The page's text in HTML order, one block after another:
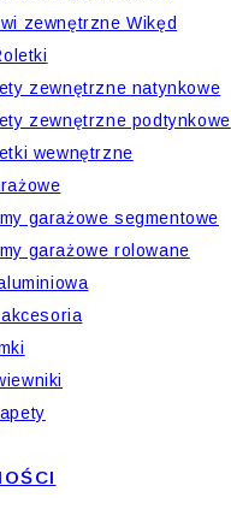
zewnętrzne Wikęd
zewnętrzne natynkowe
zewnętrzne podtynkowe
wewnętrzne
garażowe segmentowe
garażowe rolowane